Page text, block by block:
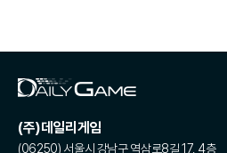
(주)데일리게임
(06250) 서울시 강남구 역삼로8길 17, 4층